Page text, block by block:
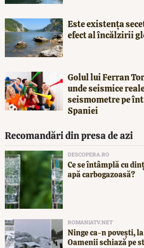
Este existența
efect al încălzirii
Golul lui Ferran
unde seismice
seismometre pe
Spaniei
Recomandări din presa de azi
DESCOPERA.RO
Ce se întâmplă cu
apă carbogazoasă?
ROMANIATV.NET
Ninge ca-n povești,
Oamenii schiază pe